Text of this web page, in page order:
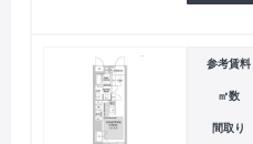
参考賃料
㎡数
間取り